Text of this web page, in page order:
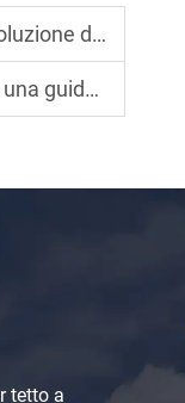
e ristagni
PV efficienti
tetto a